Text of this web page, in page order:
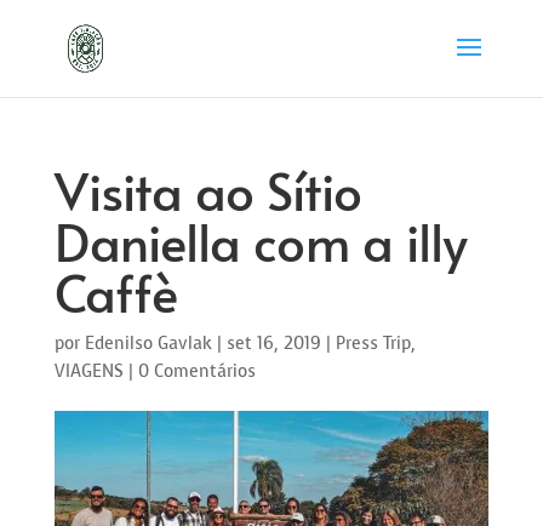
Visita ao Sítio
Daniella com a illy
Caffè
por Edenilso Gavlak| set 16, 2019 | Press Trip,
VIAGENS | 0 Comentários